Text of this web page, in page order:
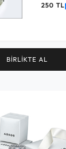
250 TL
BİRLİKTE AL